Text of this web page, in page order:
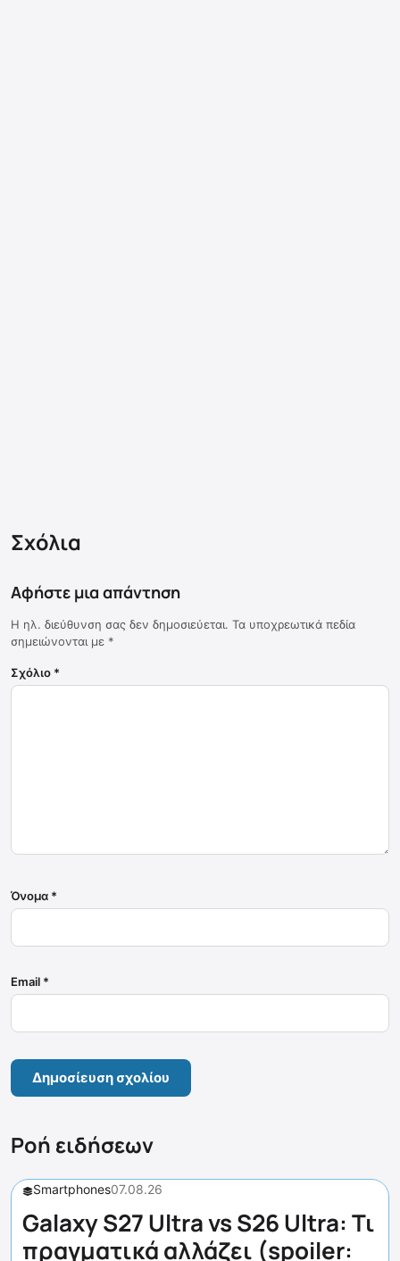
Σχόλια
Αφήστε μια απάντηση
Η ηλ. διεύθυνση σας δεν δημοσιεύεται. Τα υποχρεωτικά πεδία
σημειώνονται με *
Σχόλιο *
Όνομα *
Email *
Ροή ειδήσεων
Smartphones07.08.26
Galaxy S27 Ultra vs S26 Ultra: Τι
πραγματικά αλλάζει (spoiler: